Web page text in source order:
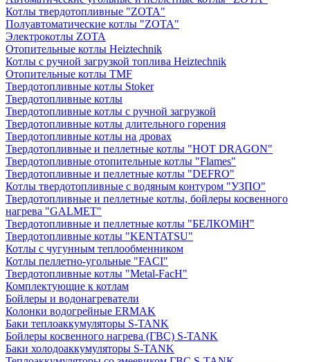
Котлы твердотопливные "ZOTA"
Полуавтоматические котлы "ZOTA"
Электрокотлы ZOTA
Отопительные котлы Heiztechnik
Котлы с ручной загрузкой топлива Heiztechnik
Отопительные котлы TMF
Твердотопливные котлы Stoker
Твердотопливные котлы
Твердотопливные котлы с ручной загрузкой
Твердотопливные котлы длительного горения
Твердотопливные котлы на дровах
Твердотопливные и пеллетные котлы "HOT DRAGON"
Твердотопливные отопительные котлы "Flames"
Твердотопливные и пеллетные котлы "DEFRO"
Котлы твердотопливные с водяным контуром "УЗПО"
Твердотопливные и пеллетные котлы, бойлеры косвенного
нагрева "GALMET"
Твердотопливные и пеллетные котлы "БЕЛКОМiН"
Твердотопливные котлы "KENTATSU"
Котлы с чугунным теплообменником
Котлы пеллетно-угольные "FACI"
Твердотопливные котлы "Metal-FacH"
Комплектующие к котлам
Бойлеры и водонагреватели
Колонки водогрейные ERMAK
Баки теплоаккумуляторы S-TANK
Бойлеры косвенного нагрева (ГВС) S-TANK
Баки холодоаккумуляторы S-TANK